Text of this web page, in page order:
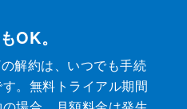
OK。
解約は、いつでも手続
。無料トライアル期間